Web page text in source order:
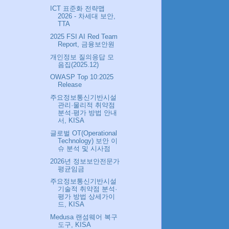
ICT 표준화 전략맵
2026 - 차세대 보안,
TTA
2025 FSI AI Red Team
Report, 금융보안원
개인정보 질의응답 모
음집(2025.12)
OWASP Top 10:2025
Release
주요정보통신기반시설
관리·물리적 취약점
분석·평가 방법 안내
서, KISA
글로벌 OT(Operational
Technology) 보안 이
슈 분석 및 시사점
2026년 정보보안전문가
평균임금
주요정보통신기반시설
기술적 취약점 분석·
평가 방법 상세가이
드, KISA
Medusa 랜섬웨어 복구
도구, KISA